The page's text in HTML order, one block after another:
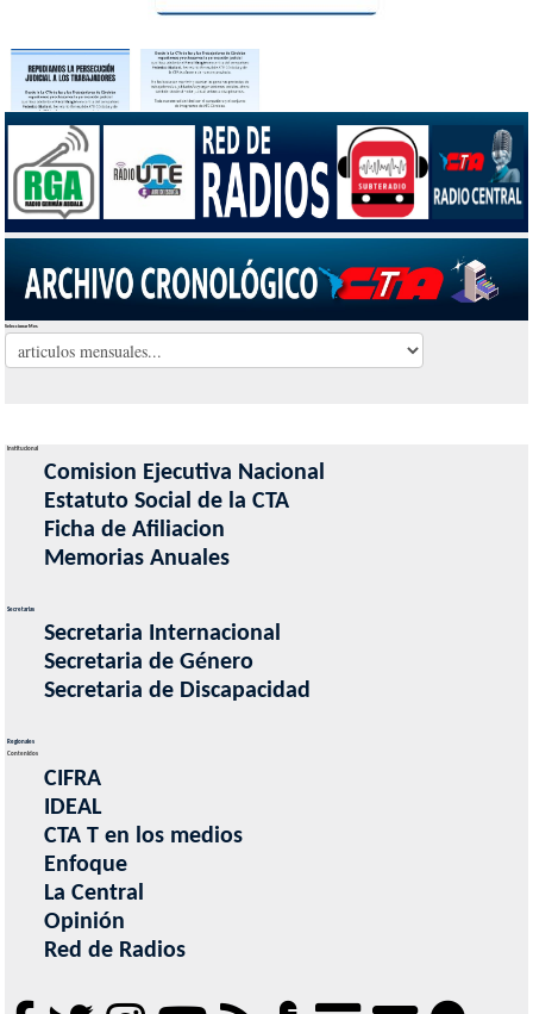
Seleccionar Mes
Institucional
Comision Ejecutiva Nacional
Estatuto Social de la CTA
Ficha de Afiliacion
Memorias Anuales
Secretarias
Secretaria Internacional
Secretaria de Género
Secretaria de Discapacidad
Regionales
Contenidos
CIFRA
IDEAL
CTA T en los medios
Enfoque
La Central
Opinión
Red de Radios